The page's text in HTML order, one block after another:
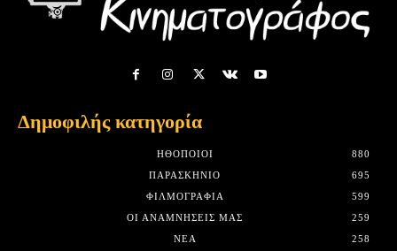
Δημοφιλής κατηγορία
HΘΟΠΟΙΟΊ
880
ΠΑΡΑΣΚΉΝΙΟ
695
ΦΙΛΜΟΓΡΑΦΊΑ
599
ΟΙ ΑΝΑΜΝΉΣΕΙΣ ΜΑΣ
259
ΝΈΑ
258